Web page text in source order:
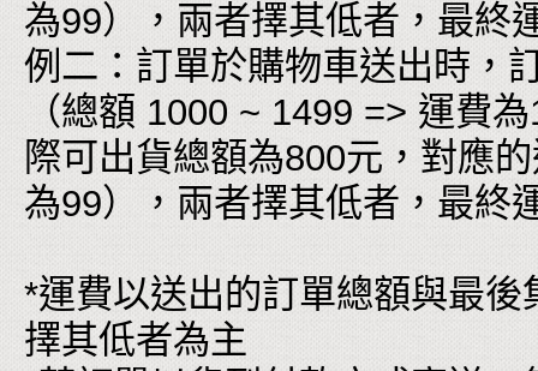
為99），兩者擇其低者，最終
例二：訂單於購物車送出時，
（總額 1000 ~ 1499 => 運費
際可出貨總額為800元，對應
為99），兩者擇其低者，最終
*運費以送出的訂單總額與最
擇其低者為主